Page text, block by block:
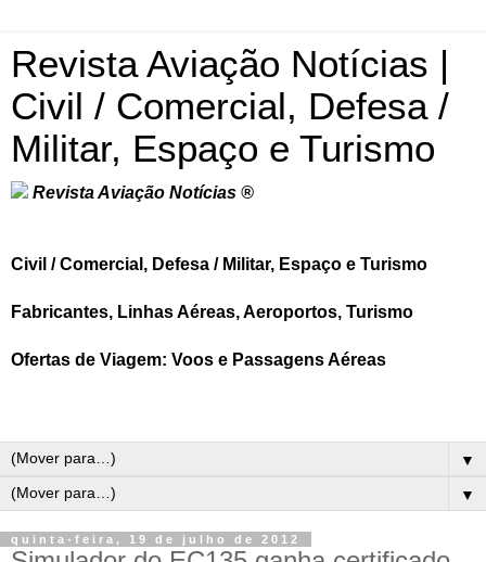
Revista Aviação Notícias |
Civil / Comercial, Defesa /
Militar, Espaço e Turismo
Revista Aviação Notícias ®
Civil / Comercial, Defesa / Militar, Espaço e Turismo
Fabricantes, Linhas Aéreas, Aeroportos, Turismo
Ofertas de Viagem: Voos e Passagens Aéreas
▼
▼
quinta-feira, 19 de julho de 2012